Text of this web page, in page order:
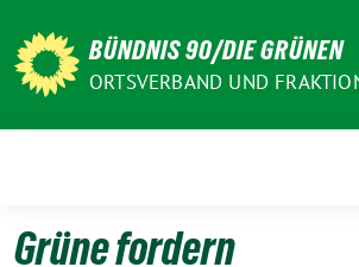
zum
Inhalt
BÜNDNIS 90/DIE GRÜNEN
ORTSVERBAND UND
Grüne fordern